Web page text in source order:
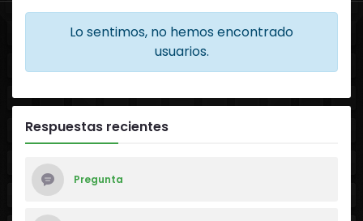
Lo sentimos, no hemos encontrado
usuarios.
Respuestas recientes
Pregunta